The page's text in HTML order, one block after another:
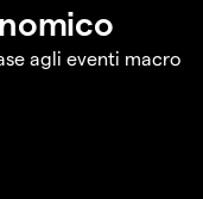
agli eventi macro